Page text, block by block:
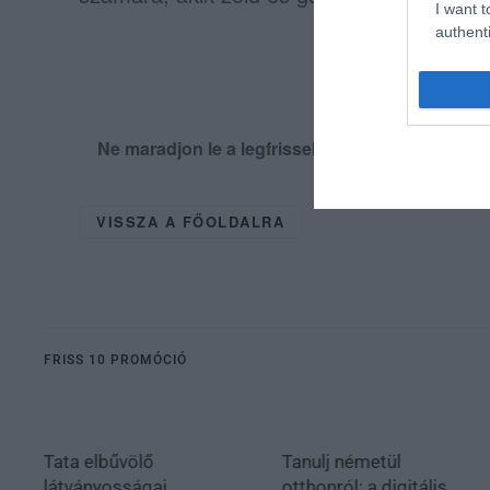
I want
Ne maradjon le a legfrissebb hírekről,
VISSZA A FŐOLDALRA
FRISS 10 PROMÓCIÓ
Tata elbűvölő
Tanulj németül